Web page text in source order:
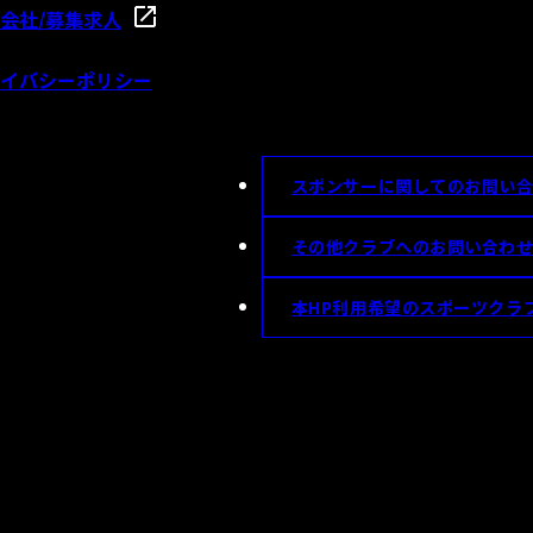
社/募集求人
バシーポリシー
スポンサーに関してのお問い
その他クラブへのお問い合わせ
本HP利用希望のスポーツクラ